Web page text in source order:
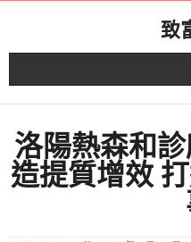
致
洛陽熱森和
造提質增效